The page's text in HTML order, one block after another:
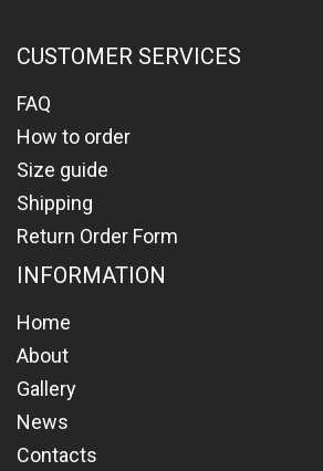
CUSTOMER SERVICES
FAQ
How to order
Size guide
Shipping
Return Order Form
INFORMATION
Home
About
Gallery
News
Contacts